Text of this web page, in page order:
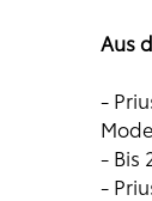
Aus
-
- Bis
-